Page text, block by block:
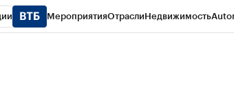
МероприятияОтраслиНедвижимость